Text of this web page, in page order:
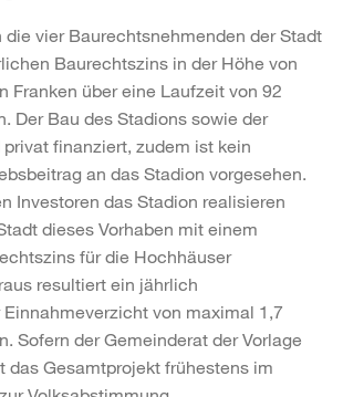
die vier Baurechtsnehmenden der Stadt
Baurechtszins in der Höhe von
Franken über eine Laufzeit von 92
Der Bau des Stadions sowie der
finanziert, zudem ist kein
an das Stadion vorgesehen.
Investoren das Stadion realisieren
dieses Vorhaben mit einem
für die Hochhäuser
resultiert ein jährlich
von maximal 1,7
Sofern der Gemeinderat der Vorlage
das Gesamtprojekt frühestens im